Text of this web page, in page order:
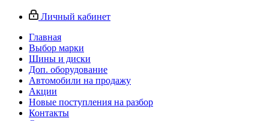
Личный кабинет
Главная
Выбор марки
Шины и диски
Доп. оборудование
Автомобили на продажу
Акции
Новые поступления на разбор
Контакты